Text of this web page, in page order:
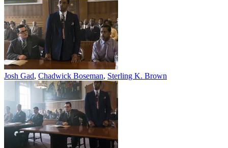
Josh Gad, Chadwick Boseman, Sterling K. Brown